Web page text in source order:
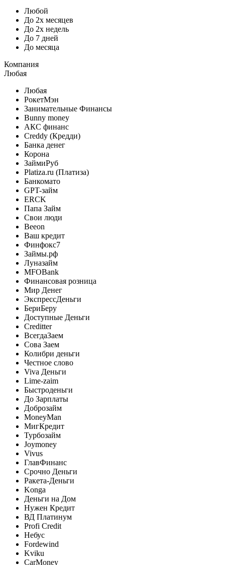
Любой
До 2х месяцев
До 2х недель
До 7 дней
До месяца
Компания
Любая
Любая
РокетМэн
Занимательные Финансы
Bunny money
АКС финанс
Creddy (Кредди)
Банка денег
Корона
ЗаймиРуб
Platiza.ru (Платиза)
Банкомато
GPT-займ
ERCK
Папа Займ
Свои люди
Beeon
Ваш кредит
Финфокс7
Займы.рф
Луназайм
MFOBank
Финансовая розница
Мир Денег
ЭкспрессДеньги
БериБеру
Доступные Деньги
Creditter
ВсегдаЗаем
Сова Заем
Колибри деньги
Честное слово
Viva Деньги
Lime-zaim
Быстроденьги
До Зарплаты
Доброзайм
MoneyMan
МигКредит
Турбозайм
Joymoney
Vivus
ГлавФинанс
Срочно Деньги
Ракета-Деньги
Konga
Деньги на Дом
Нужен Кредит
ВД Платинум
Profi Credit
Небус
Fordewind
Kviku
CarMoney